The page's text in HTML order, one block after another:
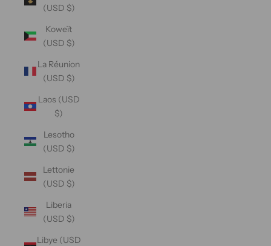
(USD $)
Koweït
(USD $)
La Réunion
(USD $)
Laos (USD
$)
Lesotho
(USD $)
Lettonie
(USD $)
Liberia
(USD $)
Libye (USD